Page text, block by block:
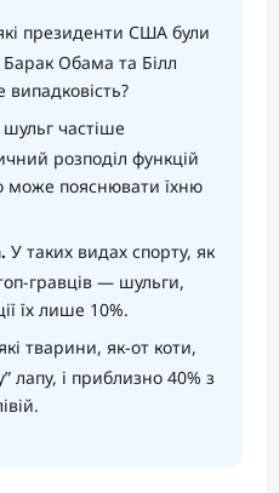
президенти США були
Обама та Білл
частіше
розподіл функцій
може пояснювати їхню
У таких видах спорту, як
гравців — шульги,
їх лише 10%.
тварини, як-от коти,
лапу, і приблизно 40% з